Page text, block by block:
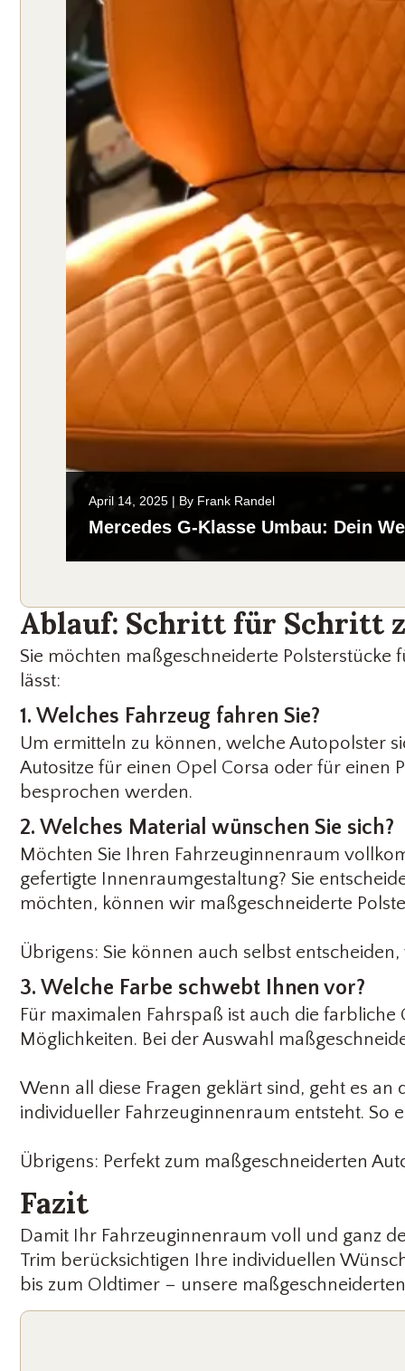
April 14, 2025 | By Frank Randel
Mercedes G-Klasse Umbau: Dein
Ablauf: Schritt für Schritt
Sie möchten maßgeschneiderte
lässt:
1. Welches Fahrzeug fahren Sie?
Um ermitteln zu können, welche Autopolster
Autositze für einen Opel Corsa oder für einen
besprochen werden.
2. Welches Material wünschen Sie sich?
Möchten Sie Ihren Fahrzeuginnenraum
gefertigte Innenraumgestaltung? Sie
möchten, können wir maßgeschneiderte
Übrigens: Sie können auch selbst
3. Welche Farbe schwebt Ihnen vor?
Für maximalen Fahrspaß ist auch die
Möglichkeiten. Bei der Auswahl
Wenn all diese Fragen geklärt sind, geht es
individueller Fahrzeuginnenraum entsteht.
Übrigens: Perfekt zum maßgeschneiderten
Fazit
Damit Ihr Fahrzeuginnenraum voll und ganz
Trim berücksichtigen Ihre individuellen
bis zum Oldtimer – unsere